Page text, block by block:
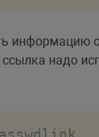
информацию
надо